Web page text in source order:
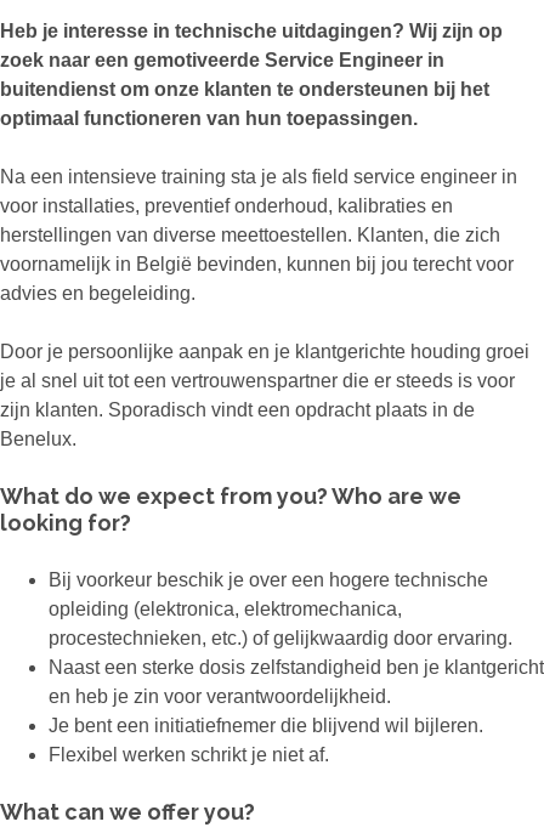
Heb je interesse in technische uitdagingen? Wij zijn op
zoek naar een gemotiveerde Service Engineer in
buitendienst om onze klanten te ondersteunen bij het
optimaal functioneren van hun toepassingen.
Na een intensieve training sta je als field service engineer in
voor installaties, preventief onderhoud, kalibraties en
herstellingen van diverse meettoestellen. Klanten, die zich
voornamelijk in België bevinden, kunnen bij jou terecht voor
advies en begeleiding.
Door je persoonlijke aanpak en je klantgerichte houding groei
je al snel uit tot een vertrouwenspartner die er steeds is voor
zijn klanten. Sporadisch vindt een opdracht plaats in de
Benelux.
What do we expect from you? Who are we
looking for?
Bij voorkeur beschik je over een hogere technische
opleiding (elektronica, elektromechanica,
procestechnieken, etc.) of gelijkwaardig door ervaring.
Naast een sterke dosis zelfstandigheid ben je klantgericht
en heb je zin voor verantwoordelijkheid.
Je bent een initiatiefnemer die blijvend wil bijleren.
Flexibel werken schrikt je niet af.
What can we offer you?